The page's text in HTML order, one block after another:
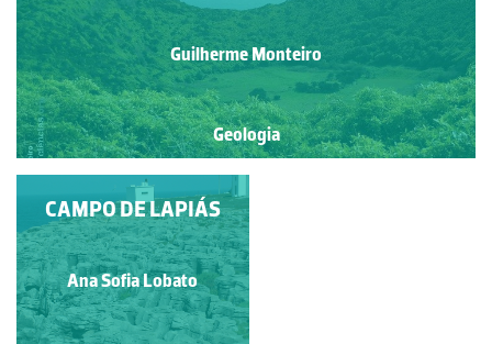
Guilherme Monteiro
Geologia
ROCHA DOS BORDÕES
Guilherme Monteiro
CAMPO DE LAPIÁS
Ana Sofia Lobato